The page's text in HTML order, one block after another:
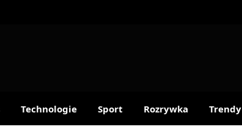
Technologie Sport Rozrywka Trendy